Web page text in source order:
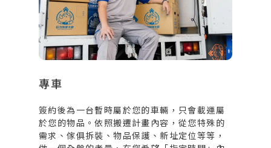
專車
簽約後為一台暫時屬於您的車輛，只會載運屬
於您的物品。依照搬遷計畫內容，從您特殊的
需求、傢俱拆裝、物品保護、新址定位等等，